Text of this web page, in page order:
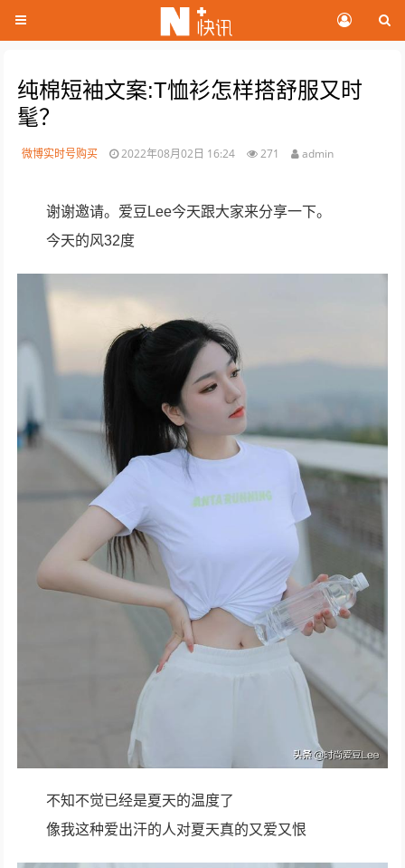
纯棉短袖文案:T恤衫怎样搭舒服又时
髦？
微博实时号购买 2022年08月02日 16:24 271 admin
谢谢邀请。爱豆Lee今天跟大家来分享一下。
今天的风32度
不知不觉已经是夏天的温度了
像我这种爱出汗的人对夏天真的又爱又恨